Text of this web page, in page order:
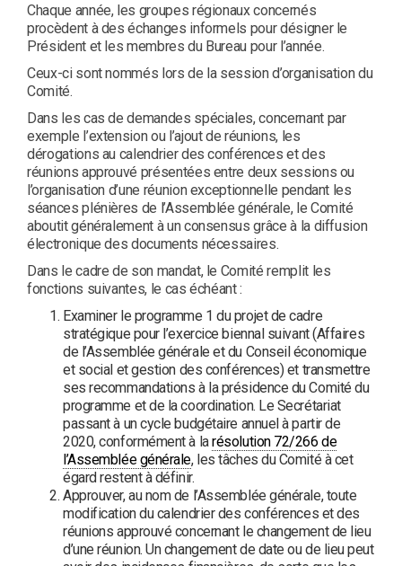
Chaque année, les groupes régionaux concernés
procèdent à des échanges informels pour désigner le
Président et les membres du Bureau pour l’année.
Ceux-ci sont nommés lors de la session d’organisation du
Comité.
Dans les cas de demandes spéciales, concernant par
exemple l’extension ou l’ajout de réunions, les
dérogations au calendrier des conférences et des
réunions approuvé présentées entre deux sessions ou
l’organisation d’une réunion exceptionnelle pendant les
séances plénières de l’Assemblée générale, le Comité
aboutit généralement à un consensus grâce à la diffusion
électronique des documents nécessaires.
Dans le cadre de son mandat, le Comité remplit les
fonctions suivantes, le cas échéant :
Examiner le programme 1 du projet de cadre
stratégique pour l’exercice biennal suivant (Affaires
de l’Assemblée générale et du Conseil économique
et social et gestion des conférences) et transmettre
ses recommandations à la présidence du Comité du
programme et de la coordination. Le Secrétariat
passant à un cycle budgétaire annuel à partir de
2020, conformément à larésolution 72/266 de
l’Assemblée générale, les tâches du Comité à cet
égard restent à définir.
Approuver, au nom de l’Assemblée générale, toute
modification du calendrier des conférences et des
réunions approuvé concernant le changement de lieu
d’une réunion. Un changement de date ou de lieu peut